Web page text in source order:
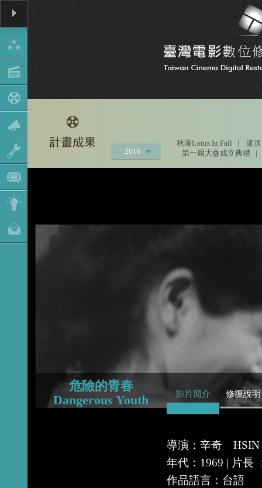
2016
2021
秋蓮Lotus In Fall |
遣
第一屆大會成立典禮
|
危險的青春
Dangerous Youth
影片簡介 修復說明
導演：辛奇 HSIN
年代：1969 | 片長
作品語言：台語